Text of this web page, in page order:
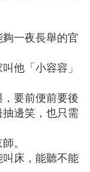
一夜長舉的官
他「小容容」
要前便前要後
邊笑，也只需
。
床，能聽不能